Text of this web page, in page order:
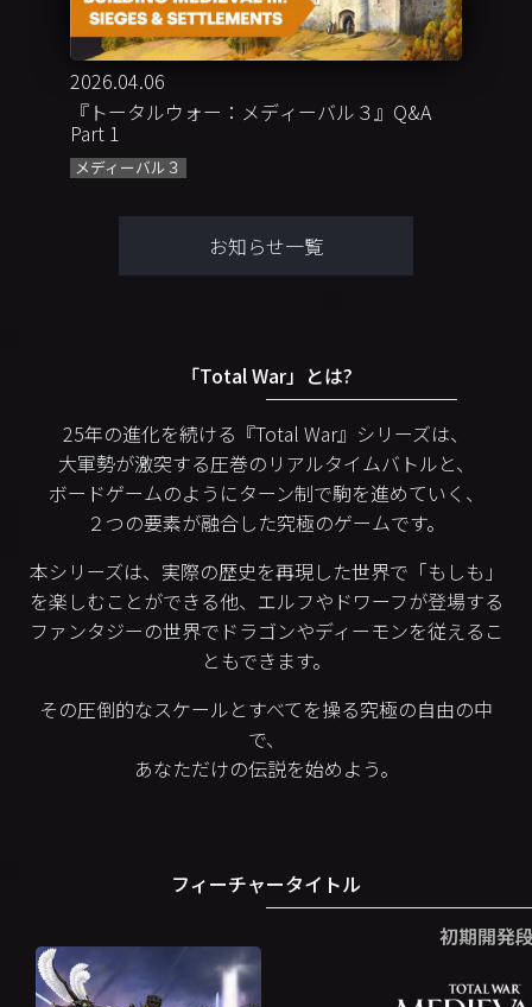
2026.04.06
『トータルウォー：メディーバル３』Q&A
Part 1
メディーバル３
お知らせ一覧
「Total War」とは?
25年の進化を続ける『Total War』シリーズは、
大軍勢が激突する圧巻のリアルタイムバトルと、
ボードゲームのようにターン制で駒を進めていく、
２つの要素が融合した究極のゲームです。
本シリーズは、実際の歴史を再現した世界で「もしも」
を楽しむことができる他、エルフやドワーフが登場する
ファンタジーの世界でドラゴンやディーモンを従えるこ
ともできます。
その圧倒的なスケールとすべてを操る究極の自由の中
で、
あなただけの伝説を始めよう。
フィーチャータイトル
初期開発